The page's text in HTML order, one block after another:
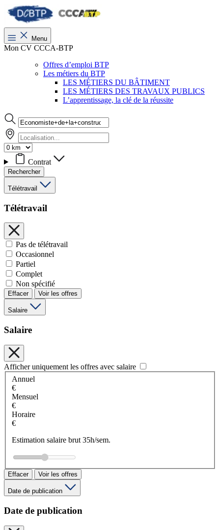
Menu
Mon CV CCCA-BTP
Offres d’emploi BTP
Les métiers du BTP
LES MÉTIERS DU BÂTIMENT
LES MÉTIERS DES TRAVAUX PUBLICS
L’apprentissage, la clé de la réussite
Contrat
Rechercher
Télétravail
Télétravail
Pas de télétravail
Occasionnel
Partiel
Complet
Non spécifié
Effacer Voir les offres
Salaire
Salaire
Afficher uniquement les offres avec salaire
Annuel
€
Mensuel
€
Horaire
€
Estimation salaire brut 35h/sem.
Effacer Voir les offres
Date de publication
Date de publication